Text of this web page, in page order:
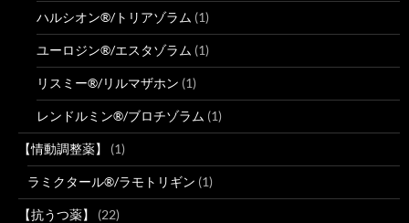
ハルシオン®/トリアゾラム (1)
ユーロジン®/エスタゾラム (1)
リスミー®/リルマザホン (1)
レンドルミン®/ブロチゾラム (1)
【情動調整薬】 (1)
ラミクタール®/ラモトリギン (1)
【抗うつ薬】 (22)